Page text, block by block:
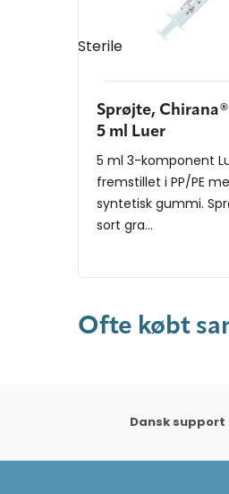
Sterile og individuelt
Sprøjte,
5 ml Luer
5 ml 3-komponent
fremstillet i PP/PE
syntetisk gummi.
sort gra...
Ofte købt
Dansk support